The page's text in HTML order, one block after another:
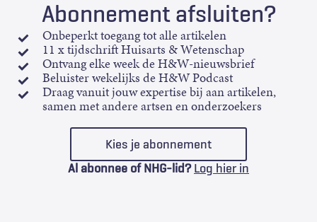
Abonnement afsluiten?
Onbeperkt toegang tot alle artikelen
11 x tijdschrift Huisarts & Wetenschap
Ontvang elke week de H&W-nieuwsbrief
Beluister wekelijks de H&W Podcast
Draag vanuit jouw expertise bij aan artikelen,
samen met andere artsen en onderzoekers
Kies je abonnement
Al abonnee of NHG-lid? Log hier in